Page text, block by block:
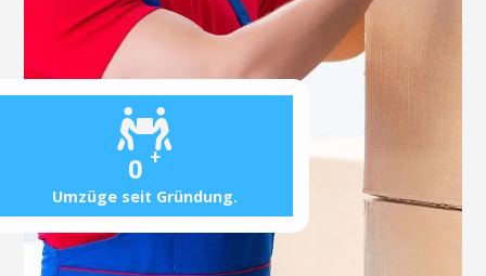
0 +
Umzüge seit Gründung.